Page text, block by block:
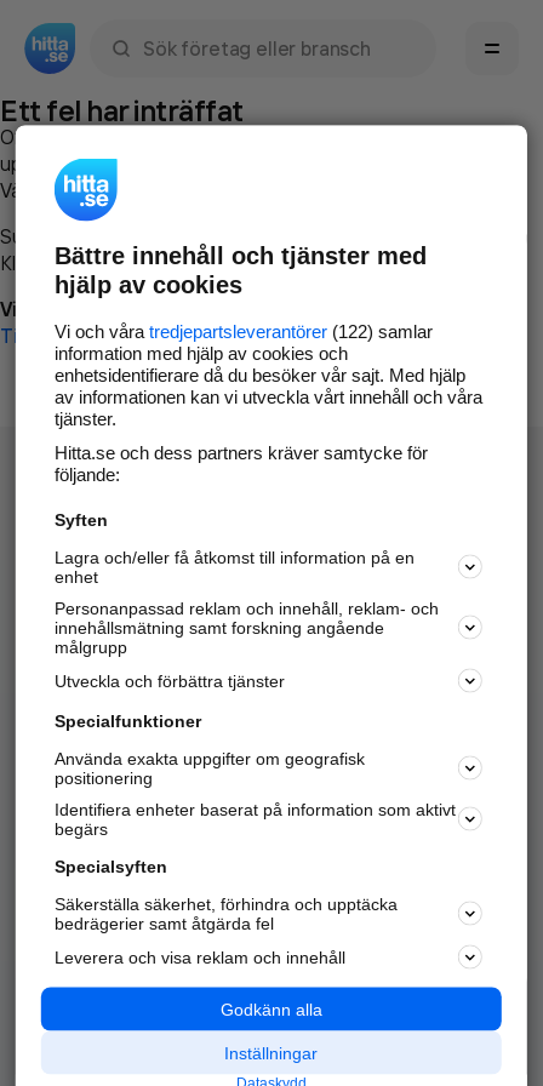
Ett fel har inträffat
Om du vill kan du
uppstod så att vi lättare och snabbare kan avhjälpa det.
Vänligen försök med följande:
Surfa till
Klicka påTillbaka-knappen i webbläsaren och försök igen
Vi beklagar besväret!
Till startsidan
Hitta.se - Gratis nummerupplysning.
Sök företag, personer och platser.
Hitta telefonnummer, adresser, företagsinfo mm.
Marknadsför företaget
Kom igång och annonsera mot
samarbetspartners nära dig.
Alla kategorier
Populära sökningar
API & Kartor
Annonsera
Integritet
Nödnummer
Bättre innehåll och tjänster med
hjälp av cookies
Vi och våra tredjepartsleverantörer(122) samlar
information med hjälp av cookies och
enhetsidentifierare då du besöker vår sajt. Med hjälp
av informationen kan vi utveckla vårt innehåll och våra
tjänster.
Hitta.se och dess partners kräver samtycke för
följande:
Syften
Lagra och/eller få åtkomst till information på en
enhet
Personanpassad reklam och innehåll, reklam- och
innehållsmätning samt forskning angående
målgrupp
Utveckla och förbättra tjänster
Specialfunktioner
Använda exakta uppgifter om geografisk
positionering
Identifiera enheter baserat på information som aktivt
begärs
Specialsyften
Säkerställa säkerhet, förhindra och upptäcka
bedrägerier samt åtgärda fel
Leverera och visa reklam och innehåll
Godkänn alla
Inställningar
Dataskydd